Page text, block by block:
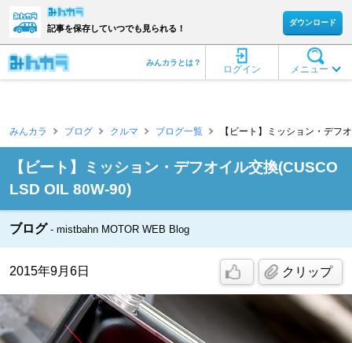
記事を保存していつでも見られる！
ダウンロード
メニュー
ログイン
みんカラとは？
みんカラ ブログ クルマ ブログ一覧 【ビート】ミッション・デフ
【ビート】ミッション・デフオイル交換(CUSCO
LSD OIL 80W-90)
ブログ mistbahn MOTOR WEB Blog
2015年9月6日 クリップ